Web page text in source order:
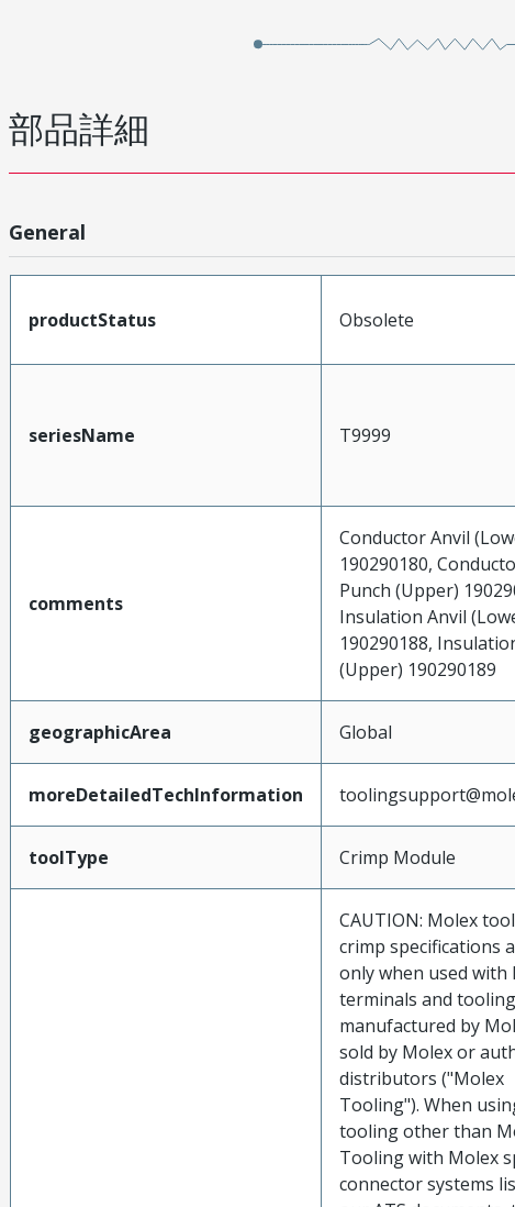
部品詳細
General
productStatus Obsolete
seriesName T9999
comments
Conductor Anvil
190290180,
Punch (Upper)
Insulation Anvil
190290188,
(Upper) 190290189
geographicArea Global
moreDetailedTechInformation
toolType Crimp Module
CAUTION: Molex
crimp specifications
only when used with
terminals and tooling
manufactured by
sold by Molex or
distributors ("Molex
Tooling"). When
tooling other than
Tooling with Molex
connector systems